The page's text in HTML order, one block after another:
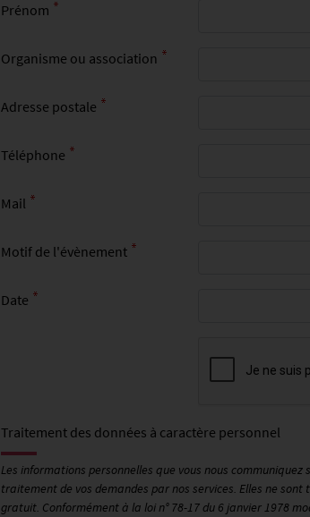
Prénom
Organisme ou association
Adresse postale
Téléphone
Mail
Motif de l'évènement
Date
Traitement des données à caractère personnel
Les informations personnelles que vous nous
traitement de vos demandes par nos services. Elles ne
gratuit. Conformément à la loi n° 78-17 du 6 janvier 1978